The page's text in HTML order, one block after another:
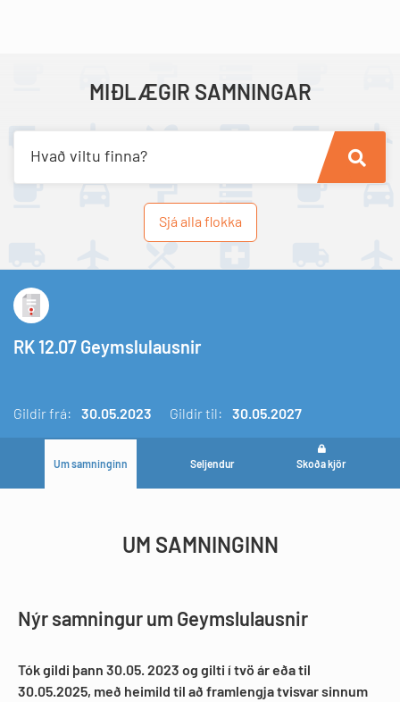
MIÐLÆGIR SAMNINGAR
Hvað viltu finna?
Sjá alla flokka
RK 12.07 Geymslulausnir
Um samninginn Seljendur Skoða kjör
Gildirfrá: 30.05.2023 Gildir til: 30.05.2027
UM SAMNINGINN
Nýr samningur um Geymslulausnir
Tók gildi þann 30.05. 2023 og gilti í tvö ár eða til
30.05.2025, með heimild til að framlengja tvisvar sinnum